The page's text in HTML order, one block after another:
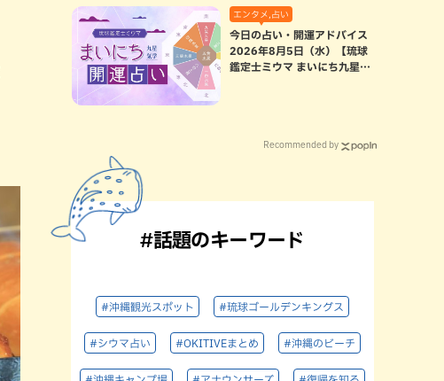
エンタメ,占い
今日の占い・開運アドバイス
2026年8月5日（水）【琉球
鑑定士ミウマ まいにち九星気
Recommended by
#話題のキーワード
#沖縄観光スポット #琉球ゴールデンキングス
#シウマ占い #OKITIVEまとめ #沖縄のビーチ